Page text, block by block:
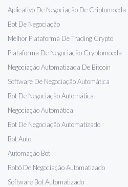
Aplicativo De Negociação De Criptomoeda
Bot De Negociação
Melhor Plataforma De Trading Crypto
Plataforma De Negociação Cryptomoeda
Negociação Automatizada De Bitcoin
Software De Negociação Automática
Bot De Negociação Automática
Negociação Automática
Bot De Negociação Automatizado
Bot Auto
Automação Bot
Robô De Negociação Automatizado
Software Bot Automatizado